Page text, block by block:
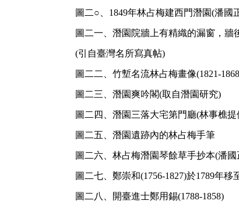
圖二○、1849年林占梅建西門潛園(潘國
圖二一、潛園院牆上有精織的漏窗，
(引自臺灣名所寫真帖)
圖二二、竹塹名流林占梅畫像(1821-
圖二三、潛園爽吟閣(取自潛園研究)
圖二四、潛園三落大宅第門廳(林事樵提
圖二五、潛園遺跡內的林占梅手筆
圖二六、林占梅潛園琴餘草手抄本(潘國
圖二七、鄭崇和(1756-1827)於1789年
圖二八、開臺進士鄭用錫(1788-1858)